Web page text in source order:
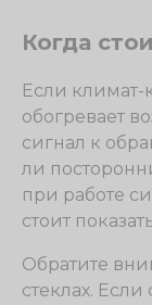
Когда
Если климат-
обогревает
сигнал к
ли
при работе
стоит
Обратите
стеклах.